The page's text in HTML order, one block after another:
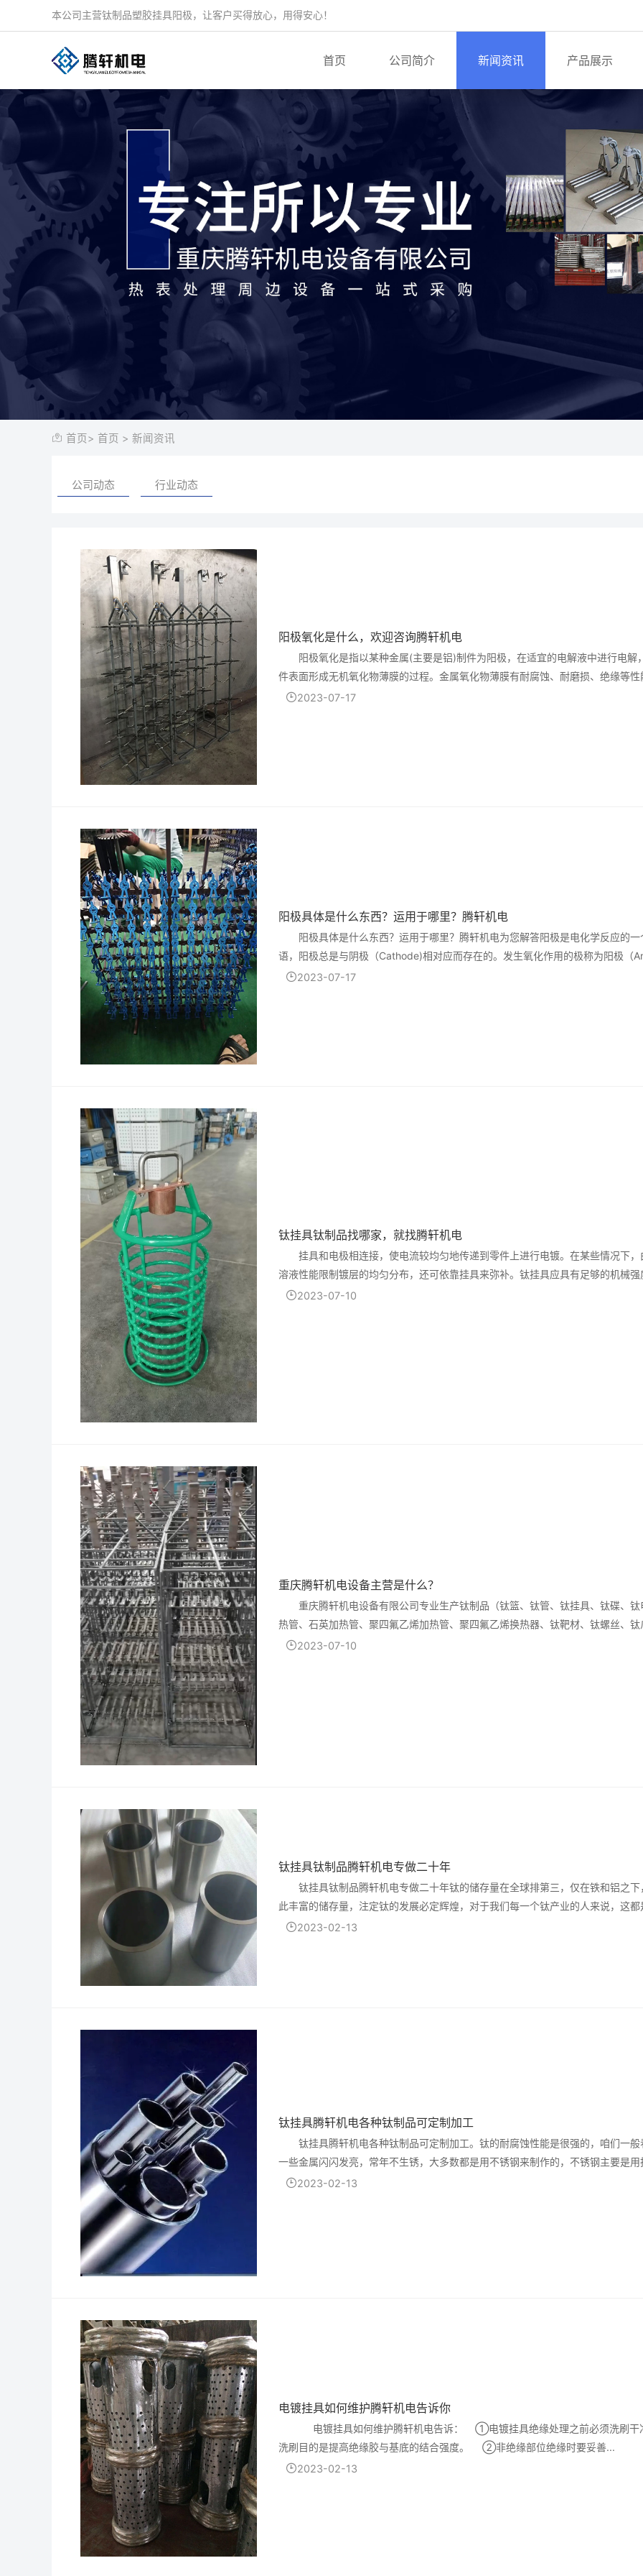
本公司主营钛制品塑胶挂具阳极，让客户买得放心，用得安心！
首页 公司简介 新闻资讯 产品展示
首页> 首页 > 新闻资讯
公司动态 行业动态
阳极氧化是什么，欢迎咨询腾轩机电
阳极氧化是指以某种金属(主要是铝)制件为阳极，在适宜的电解液中进行电解
件表面形成无机氧化物薄膜的过程。金属氧化物薄膜有耐腐蚀、耐磨损、绝缘等性
可作金属的保护层或涂漆的底层。氧化物薄膜还可以吸...
2023-07-17
阳极具体是什么东西？运用于哪里？腾轩机电
阳极具体是什么东西？运用于哪里？腾轩机电为您解答阳极是电化学反应的一
语，阳极总是与阴极（Cathode)相对应而存在的。发生氧化作用的极称为阳极（
e），在原电池中，阳极是负极，电子由负极流...
2023-07-17
钛挂具钛制品找哪家，就找腾轩机电
挂具和电极相连接，使电流较均匀地传递到零件上进行电镀。在某些情况下，
溶液性能限制镀层的均匀分布，还可依靠挂具来弥补。钛挂具应具有足够的机械强
良好的导电性能；并要求重量轻、面积小、坚固耐用、装卸...
2023-07-10
​重庆腾轩机电设备主营是什么？
重庆腾轩机电设备有限公司专业生产钛制品（钛篮、钛管、钛挂具、钛碟、钛
热管、石英加热管、聚四氟乙烯加热管、聚四氟乙烯换热器、钛靶材、钛螺丝、钛
钛锡炉、钛蓝袋），挂具系列（电镀五金挂具、汽配塑胶挂...
2023-07-10
钛挂具钛制品腾轩机电专做二十年
钛挂具钛制品腾轩机电专做二十年钛的储存量在全球排第三，仅在铁和铝之下
此丰富的储存量，注定钛的发展必定辉煌，对于我们每一个钛产业的人来说，这都
条极度辉煌的发展路线，我们的前景非常广阔，对未来充满...
2023-02-13
钛挂具腾轩机电各种钛制品可定制加工
钛挂具腾轩机电各种钛制品可定制加工。钛的耐腐蚀性能是很强的，咱们一般
一些金属闪闪发亮，常年不生锈，大多数都是用不锈钢来制作的，不锈钢主要是用
蚀性很强的镍鉻合金来制作的，但是钛可比镍鉻合金的耐腐...
2023-02-13
电镀挂具如何维护腾轩机电告诉你
电镀挂具如何维护腾轩机电告诉： ①电镀挂具绝缘处理之前必须洗刷干
洗刷目的是提高绝缘胶与基底的结合强度。 ②非绝缘部位绝缘时要妥善...
2023-02-13